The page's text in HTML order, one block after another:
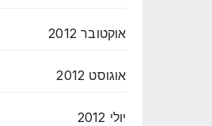
אוקטובר 2012
אוגוסט 2012
יולי 2012